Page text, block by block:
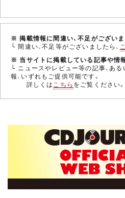
※ 掲載情報に間違い、不足がございま
└ 間違い、不足等がございましたら、
※ 当サイトに掲載している記事や情
└ ニュースやレビュー等の記事、あ
報、いずれもご提供可能です。
詳しくはこちら をご覧ください。